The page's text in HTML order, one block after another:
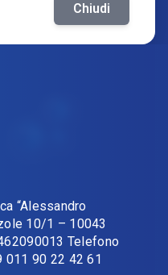
Chiudi
“Alessandro
10/1 – 10043
Telefono
011 90 22 42 61